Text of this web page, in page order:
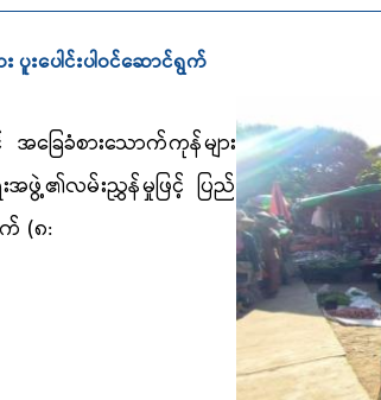
ပူးပေါင်းပါဝင်ဆောင်ရွက်
ခြေခံစားသောက်ကုန်များ
အဖွဲ့၏လမ်းညွှန်မှုဖြင့် ပြည်
(၈: